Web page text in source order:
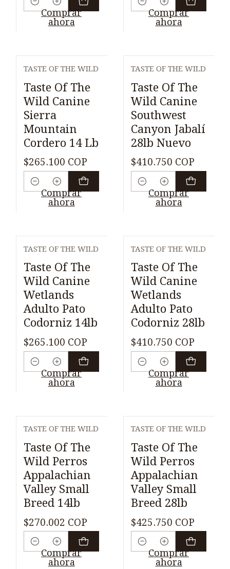
Cantidad
Comprar
ahora
Cantidad
Comprar
ahora
TASTE OF THE WILD
Taste Of The
Wild Canine
Sierra
Mountain
Cordero 14 Lb
$265.100 COP
Cantidad
Comprar
ahora
TASTE OF THE WILD
Taste Of The
Wild Canine
Southwest
Canyon Jabalí
28lb Nuevo
$410.750 COP
Cantidad
Comprar
ahora
TASTE OF THE WILD
Taste Of The
Wild Canine
Wetlands
Adulto Pato
Codorniz 14lb
$265.100 COP
Cantidad
Comprar
ahora
TASTE OF THE WILD
Taste Of The
Wild Canine
Wetlands
Adulto Pato
Codorniz 28lb
$410.750 COP
Cantidad
Comprar
ahora
TASTE OF THE WILD
Taste Of The
Wild Perros
Appalachian
Valley Small
Breed 14lb
$270.002 COP
Cantidad
Comprar
ahora
TASTE OF THE WILD
Taste Of The
Wild Perros
Appalachian
Valley Small
Breed 28lb
$425.750 COP
Cantidad
Comprar
ahora